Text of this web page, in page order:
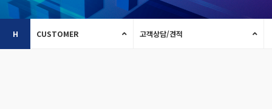
H CUSTOMER 고객상담/견적